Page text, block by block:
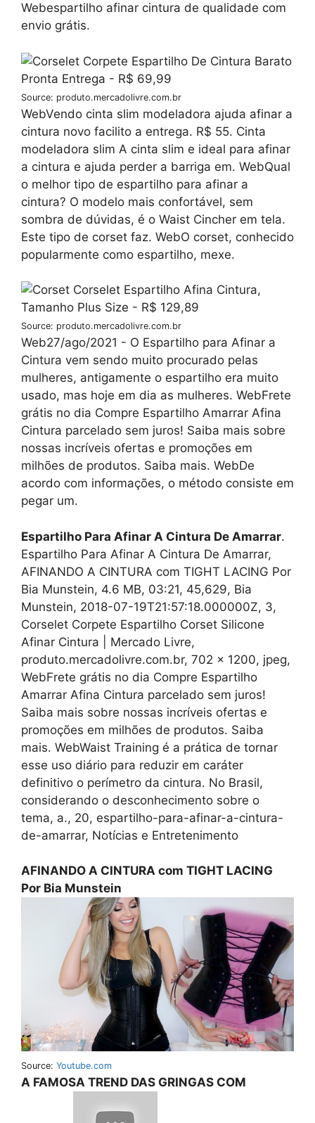
Webespartilho afinar cintura de qualidade com
envio grátis.
Source: produto.mercadolivre.com.br
WebVendo cinta slim modeladora ajuda afinar a
cintura novo facilito a entrega. R$ 55. Cinta
modeladora slim A cinta slim e ideal para afinar
a cintura e ajuda perder a barriga em. WebQual
o melhor tipo de espartilho para afinar a
cintura? O modelo mais confortável, sem
sombra de dúvidas, é o Waist Cincher em tela.
Este tipo de corset faz. WebO corset, conhecido
popularmente como espartilho, mexe.
Source: produto.mercadolivre.com.br
Web27/ago/2021 - O Espartilho para Afinar a
Cintura vem sendo muito procurado pelas
mulheres, antigamente o espartilho era muito
usado, mas hoje em dia as mulheres. WebFrete
grátis no dia Compre Espartilho Amarrar Afina
Cintura parcelado sem juros! Saiba mais sobre
nossas incríveis ofertas e promoções em
milhões de produtos. Saiba mais. WebDe
acordo com informações, o método consiste em
pegar um.
Espartilho Para Afinar A Cintura De Amarrar.
Espartilho Para Afinar A Cintura De Amarrar,
AFINANDO A CINTURA com TIGHT LACING Por
Bia Munstein, 4.6 MB, 03:21, 45,629, Bia
Munstein, 2018-07-19T21:57:18.000000Z, 3,
Corselet Corpete Espartilho Corset Silicone
Afinar Cintura | Mercado Livre,
produto.mercadolivre.com.br, 702 x 1200, jpeg,
WebFrete grátis no dia Compre Espartilho
Amarrar Afina Cintura parcelado sem juros!
Saiba mais sobre nossas incríveis ofertas e
promoções em milhões de produtos. Saiba
mais. WebWaist Training é a prática de tornar
esse uso diário para reduzir em caráter
definitivo o perímetro da cintura. No Brasil,
considerando o desconhecimento sobre o
tema, a., 20, espartilho-para-afinar-a-cintura-
de-amarrar, Notícias e Entretenimento
AFINANDO A CINTURA com TIGHT LACING
Por Bia Munstein
Source: Youtube.com
A FAMOSA TREND DAS GRINGAS COM